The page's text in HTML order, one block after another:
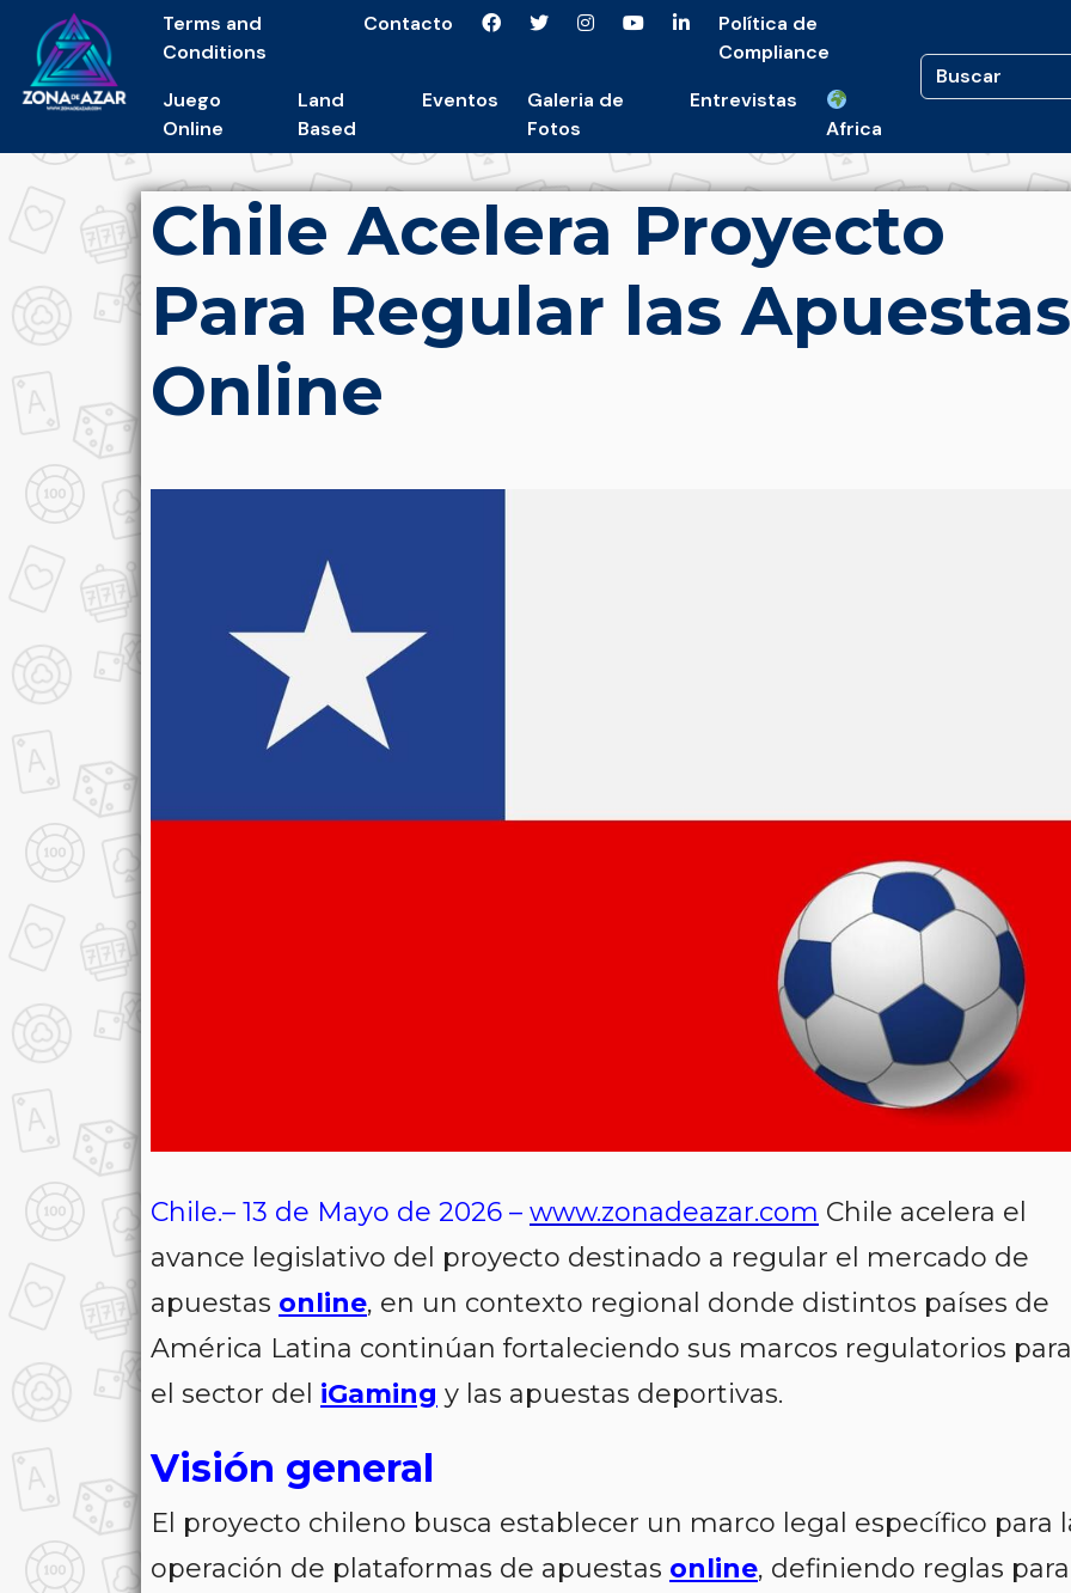
Terms and
Conditions
Contacto
Política de
Compliance
Juego
Online
Land
Based
Eventos
Galeria de
Fotos
Entrevistas
Africa
Chile Acelera Proyecto
Para Regular las Apuestas
Online
Chile.– 13 de Mayo de 2026 – www.zonadeazar.com Chile acelera el
avance legislativo del proyecto destinado a regular el mercado de
apuestas online, en un contexto regional donde distintos países de
América Latina continúan fortaleciendo sus marcos regulatorios para
el sector del iGaming y las apuestas deportivas.
Visión general
El proyecto chileno busca establecer un marco legal específico para
operación de plataformas de apuestas online, definiendo reglas para